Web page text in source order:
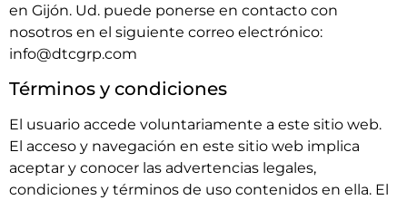
en Gijón. Ud. puede ponerse en contacto con
nosotros en el siguiente correo electrónico:
info@dtcgrp.com
Términos y condiciones
El usuario accede voluntariamente a este sitio web.
El acceso y navegación en este sitio web implica
aceptar y conocer las advertencias legales,
condiciones y términos de uso contenidos en ella. El